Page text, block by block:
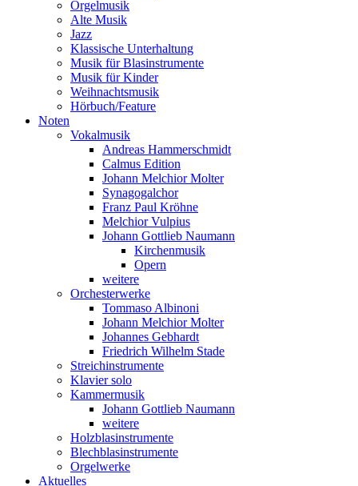
Orgelmusik
Alte Musik
Jazz
Klassische Unterhaltung
Musik für Blasinstrumente
Musik für Kinder
Weihnachtsmusik
Hörbuch/Feature
Noten
Vokalmusik
Andreas Hammerschmidt
Calmus Edition
Johann Melchior Molter
Synagogalchor
Franz Paul Kröhne
Melchior Vulpius
Johann Gottlieb Naumann
Kirchenmusik
Opern
weitere
Orchesterwerke
Tommaso Albinoni
Johann Melchior Molter
Johannes Gebhardt
Friedrich Wilhelm Stade
Streichinstrumente
Klavier solo
Kammermusik
Johann Gottlieb Naumann
weitere
Holzblasinstrumente
Blechblasinstrumente
Orgelwerke
Aktuelles